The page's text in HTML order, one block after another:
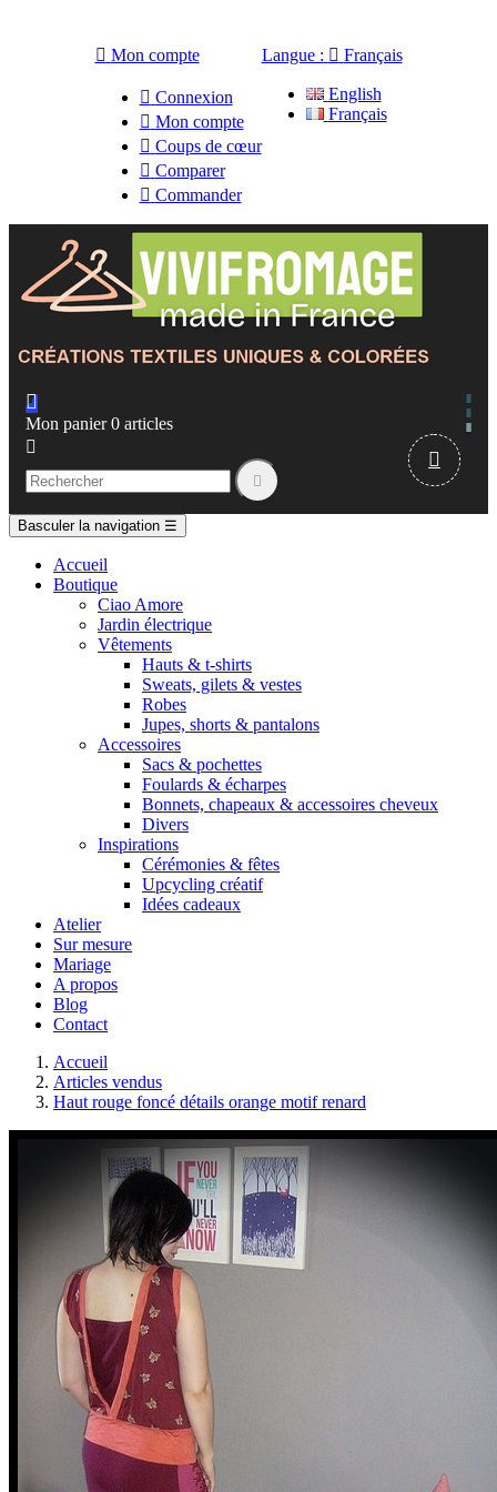
 Mon compte
 Connexion
 Mon compte
 Coups de cœur
 Comparer
 Commander
Langue :  Français
English
Français

Mon panier 0 articles



Basculer la navigation ☰
Accueil
Boutique
Ciao Amore
Jardin électrique
Vêtements
Hauts & t-shirts
Sweats, gilets & vestes
Robes
Jupes, shorts & pantalons
Accessoires
Sacs & pochettes
Foulards & écharpes
Bonnets, chapeaux & accessoires cheveux
Divers
Inspirations
Cérémonies & fêtes
Upcycling créatif
Idées cadeaux
Atelier
Sur mesure
Mariage
A propos
Blog
Contact
Accueil
Articles vendus
Haut rouge foncé détails orange motif renard